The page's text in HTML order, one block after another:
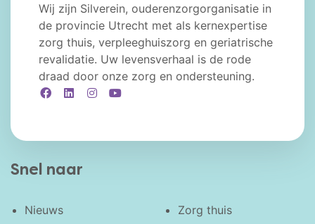
Wij zijn Silverein, ouderenzorgorganisatie in
de provincie Utrecht met als kernexpertise
zorg thuis, verpleeghuiszorg en geriatrische
revalidatie. Uw levensverhaal is de rode
draad door onze zorg en ondersteuning.
FacebookLinkedInInstagram
Snel naar
Nieuws
Zorg thuis